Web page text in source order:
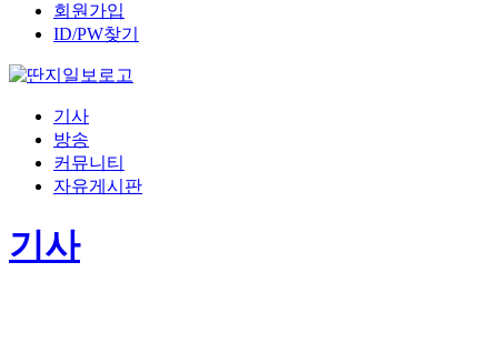
회원가입
ID/PW찾기
기사
방송
커뮤니티
자유게시판
기사